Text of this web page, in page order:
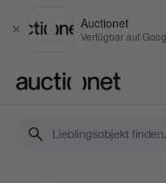
Schließen
Auctionet
Verfügbar auf